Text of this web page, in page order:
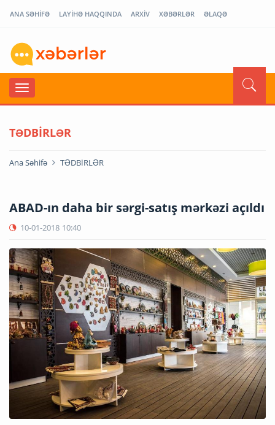
ANA SƏHİFƏ LAYİHƏ HAQQINDA ARXİV XƏBƏRLƏR ƏLAQƏ
TƏDBİRLƏR
Ana Səhifə TƏDBİRLƏR
ABAD-ın daha bir sərgi-satış mərkəzi açıldı
10-01-2018 10:40